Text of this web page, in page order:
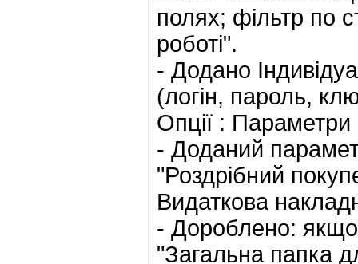
полях; фільтр по
роботі".
- Додано
(логін, пароль,
Опції :
- Доданий
"Роздрібний
Видаткова
- Дороблено: якщо
"Загальна папка